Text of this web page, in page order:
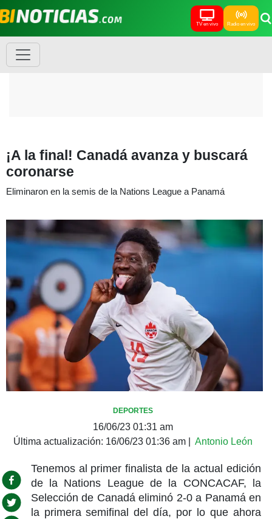
TV en vivo Radio en vivo
¡A la final! Canadá avanza y buscará
coronarse
Eliminaron en la semis de la Nations League a Panamá
DEPORTES
16/06/23 01:31 am
Última actualización: 16/06/23 01:36 am Antonio León
Tenemos al primer finalista de la actual edición
de la Nations League de la CONCACAF, la
Selección de Canadá eliminó 2-0 a Panamá en
la primera semifinal del día, por lo que ahora